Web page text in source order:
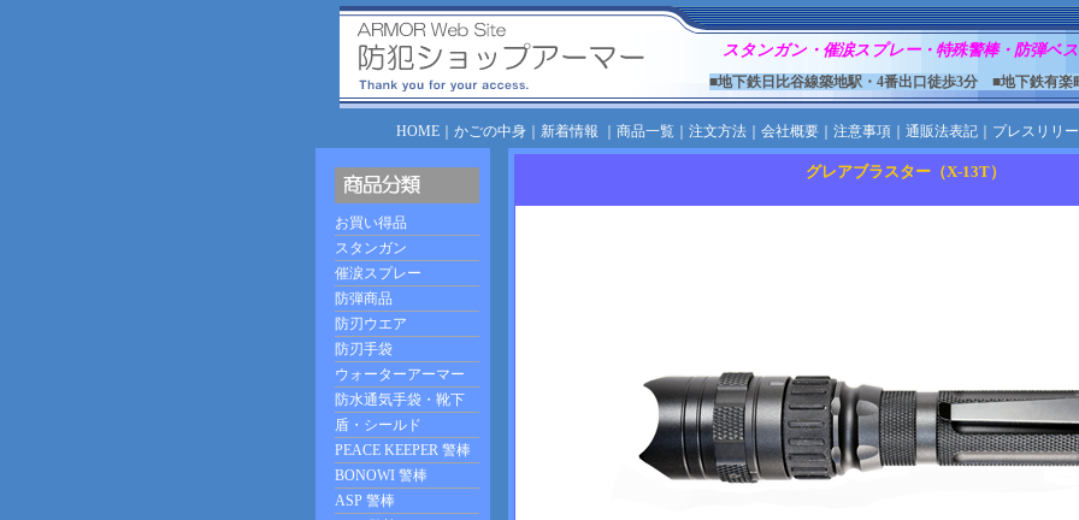
スタンガン・催涙スプレー・特殊警棒・防弾ベ
■地下鉄日比谷線築地駅・4番出口徒歩3分 ■地下鉄有楽
HOME｜ かごの中身｜ 新着情報 商品一覧｜ 注文方法｜ 会社概要｜ 注意事項｜ 通販法表記｜ プレスリリ
グレアブラスター（X-13T）